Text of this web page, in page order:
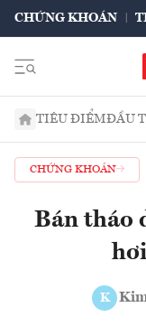
CHỨNG KHOÁN
TIÊU ĐIỂMĐẦU
CHỨNG KHOÁN
Bán tháo
K